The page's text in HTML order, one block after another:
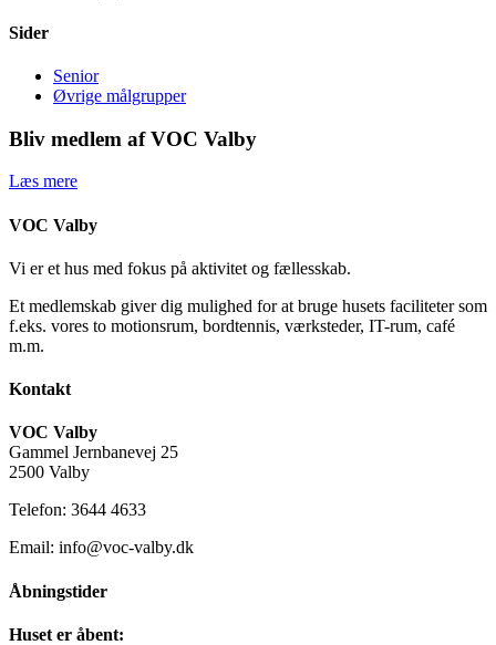
Sider
Senior
Øvrige målgrupper
Bliv medlem af VOC Valby
Læs mere
VOC Valby
Vi er et hus med fokus på aktivitet og fællesskab.
Et medlemskab giver dig mulighed for at bruge husets faciliteter som
f.eks. vores to motionsrum, bordtennis, værksteder, IT-rum, café
m.m.
Kontakt
VOC Valby
Gammel Jernbanevej 25
2500 Valby
Telefon: 3644 4633
Email: info@voc-valby.dk
Åbningstider
Huset er åbent: